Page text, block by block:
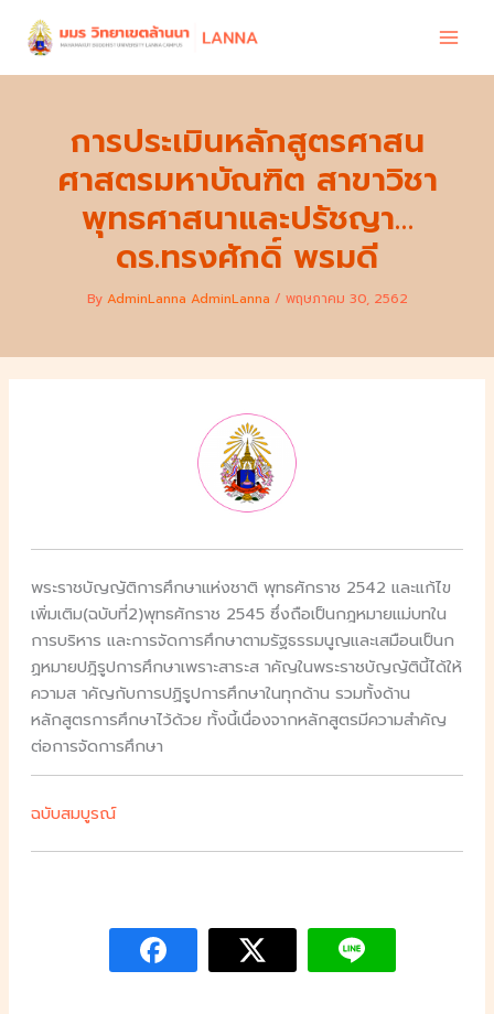
การประเมินหลักสูตรศาสน
ศาสตรมหาบัณฑิต สาขาวิชา
พุทธศาสนาและปรัชญา…
ดร.ทรงศักดิ์ พรมดี
By AdminLanna AdminLanna / พฤษภาคม 30, 2562
พระราชบัญญัติการศึกษาแห่งชาติ พุทธศักราช 2542 และแก้ไข
เพิ่มเติม(ฉบับที่2)พุทธศักราช 2545 ซึ่งถือเป็นกฎหมายแม่บทใน
การบริหาร และการจัดการศึกษาตามรัฐธรรมนูญและเสมือนเป็นก
ฏหมายปฎิรูปการศึกษาเพราะสาระส าคัญในพระราชบัญญัตินี้ได้ให้
ความส าคัญกับการปฏิรูปการศึกษาในทุกด้าน รวมทั้งด้าน
หลักสูตรการศึกษาไว้ด้วย ทั้งนี้เนื่องจากหลักสูตรมีความสำคัญ
ต่อการจัดการศึกษา
ฉบับสมบูรณ์